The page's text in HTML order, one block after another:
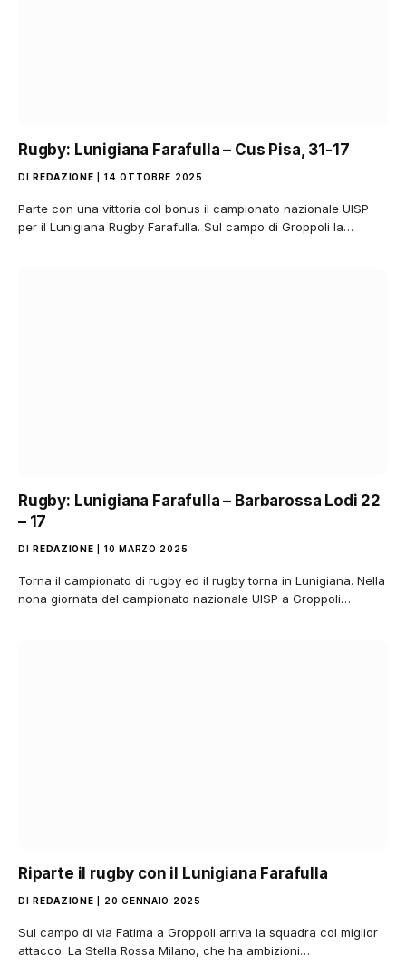
Rugby: Lunigiana Farafulla – Cus Pisa, 31-17
DI REDAZIONE 14 OTTOBRE 2025
Parte con una vittoria col bonus il campionato nazionale UISP
per il Lunigiana Rugby Farafulla. Sul campo di Groppoli la…
Rugby: Lunigiana Farafulla – Barbarossa Lodi 22
– 17
DI REDAZIONE 10 MARZO 2025
Torna il campionato di rugby ed il rugby torna in Lunigiana. Nella
nona giornata del campionato nazionale UISP a Groppoli…
Riparte il rugby con il Lunigiana Farafulla
DI REDAZIONE 20 GENNAIO 2025
Sul campo di via Fatima a Groppoli arriva la squadra col miglior
attacco. La Stella Rossa Milano, che ha ambizioni…